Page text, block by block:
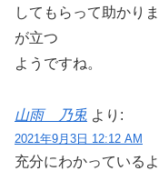
してもらって助かり
が立つ
ようですね。
山雨 乃兎 より:
2021年9月3日 12:12 AM
充分にわかっているよ